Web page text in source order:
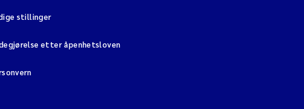
stillinger
etter åpenhetsloven